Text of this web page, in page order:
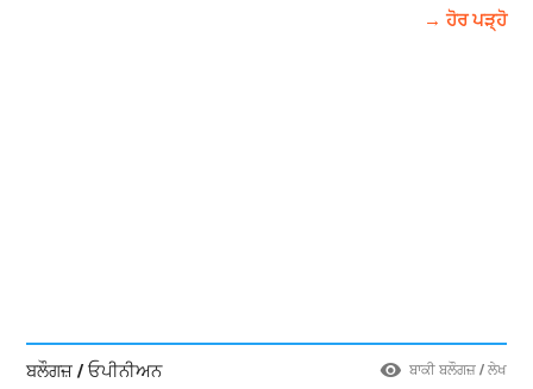
→ ਹੋਰ ਪੜ੍ਹੋ
ਬਲੌਗਜ਼ / ਓਪੀਨੀਅਨ ਬਾਕੀ ਬਲੌਗਜ਼ / ਲੇਖ